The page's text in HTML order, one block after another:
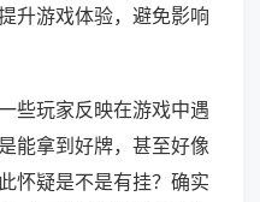
升游戏体验，避免影响
些玩家反映在游戏中遇
能拿到好牌，甚至好像
怀疑是不是有挂？确实